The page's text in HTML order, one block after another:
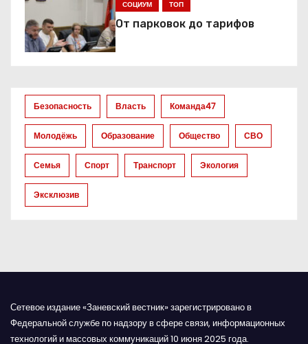
о
а
п
и
с
я
СОЦИУМ ТОП
От парковок до тарифов
Безопасность Власть Команда47
Молодёжь Образование Общество СВО
Семья Спорт Транспорт Экология
Эксклюзив
Сетевое издание «Заневский вестник» зарегистрировано в
Федеральной службе по надзору в сфере связи, информационных
технологий и массовых коммуникаций 10 июня 2025 года.